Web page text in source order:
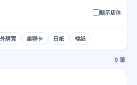
顯示店休
購買 銀聯卡 日紙 韓紙
0 筆